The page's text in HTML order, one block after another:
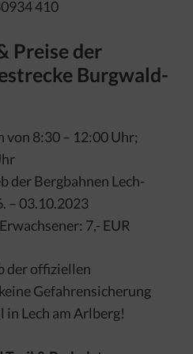
410
Preise der
Burgwald-
von 8:30 – 12:00 Uhr;
der Bergbahnen Lech-
– 03.10.2023
7,- EUR
der offiziellen
Gefahrensicherung
in Lech am Arlberg!